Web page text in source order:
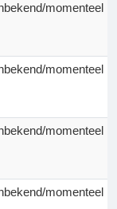
momenteel
momenteel
momenteel
momenteel